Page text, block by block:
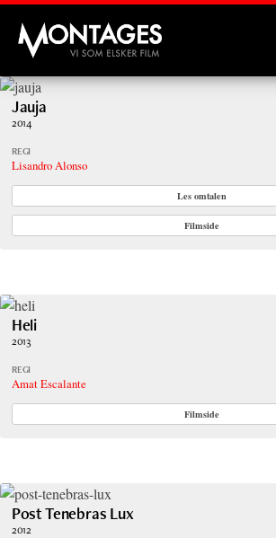
Montages
Jauja
2014
REGI
Lisandro Alonso
Les omtalen
Filmside
Heli
2013
REGI
Amat Escalante
Filmside
Post Tenebras Lux
2012